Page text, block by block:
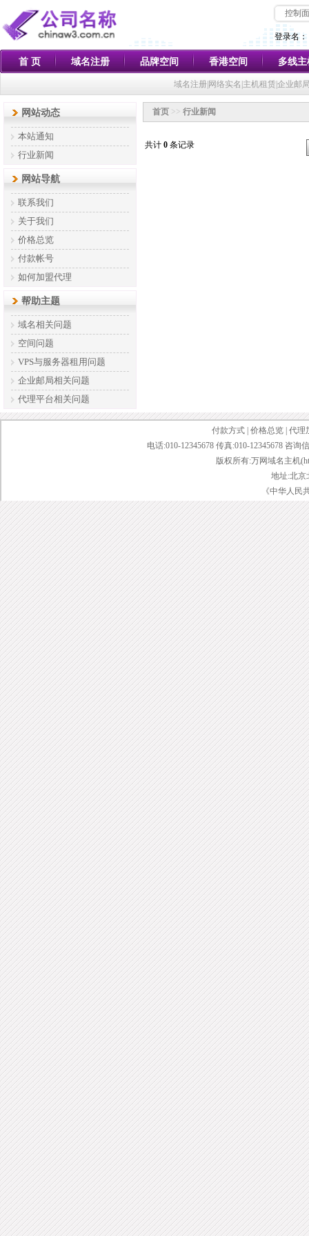
控制
登录名：
首 页 域名注册 品牌空间 香港空间 多线主
域名注册|网络实名|主机租赁|企业邮
网站动态
本站通知
行业新闻
网站导航
联系我们
关于我们
价格总览
付款帐号
如何加盟代理
帮助主题
域名相关问题
空间问题
VPS与服务器租用问题
企业邮局相关问题
代理平台相关问题
首页 >> 行业新闻
共计 0 条记录
付款方式 价格总览 代理
电话:010-12345678 传真:010-12345678 咨询
版权所有:万网域名主机
地址:北京
《中华人民